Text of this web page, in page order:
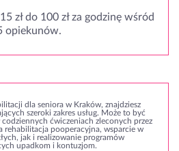
zł do 100 zł za godzinę wśród
opiekunów.
dla seniora w Kraków, znajdziesz
szeroki zakres usług. Może to być
ćwiczeniach zleconych przez
rehabilitacja pooperacyjna, wsparcie w
jak i realizowanie programów
upadkom i kontuzjom.